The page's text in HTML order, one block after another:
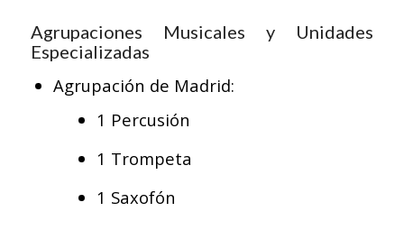
Agrupaciones Musicales y Unidades
Especializadas
Agrupación de Madrid:
1 Percusión
1 Trompeta
1 Saxofón